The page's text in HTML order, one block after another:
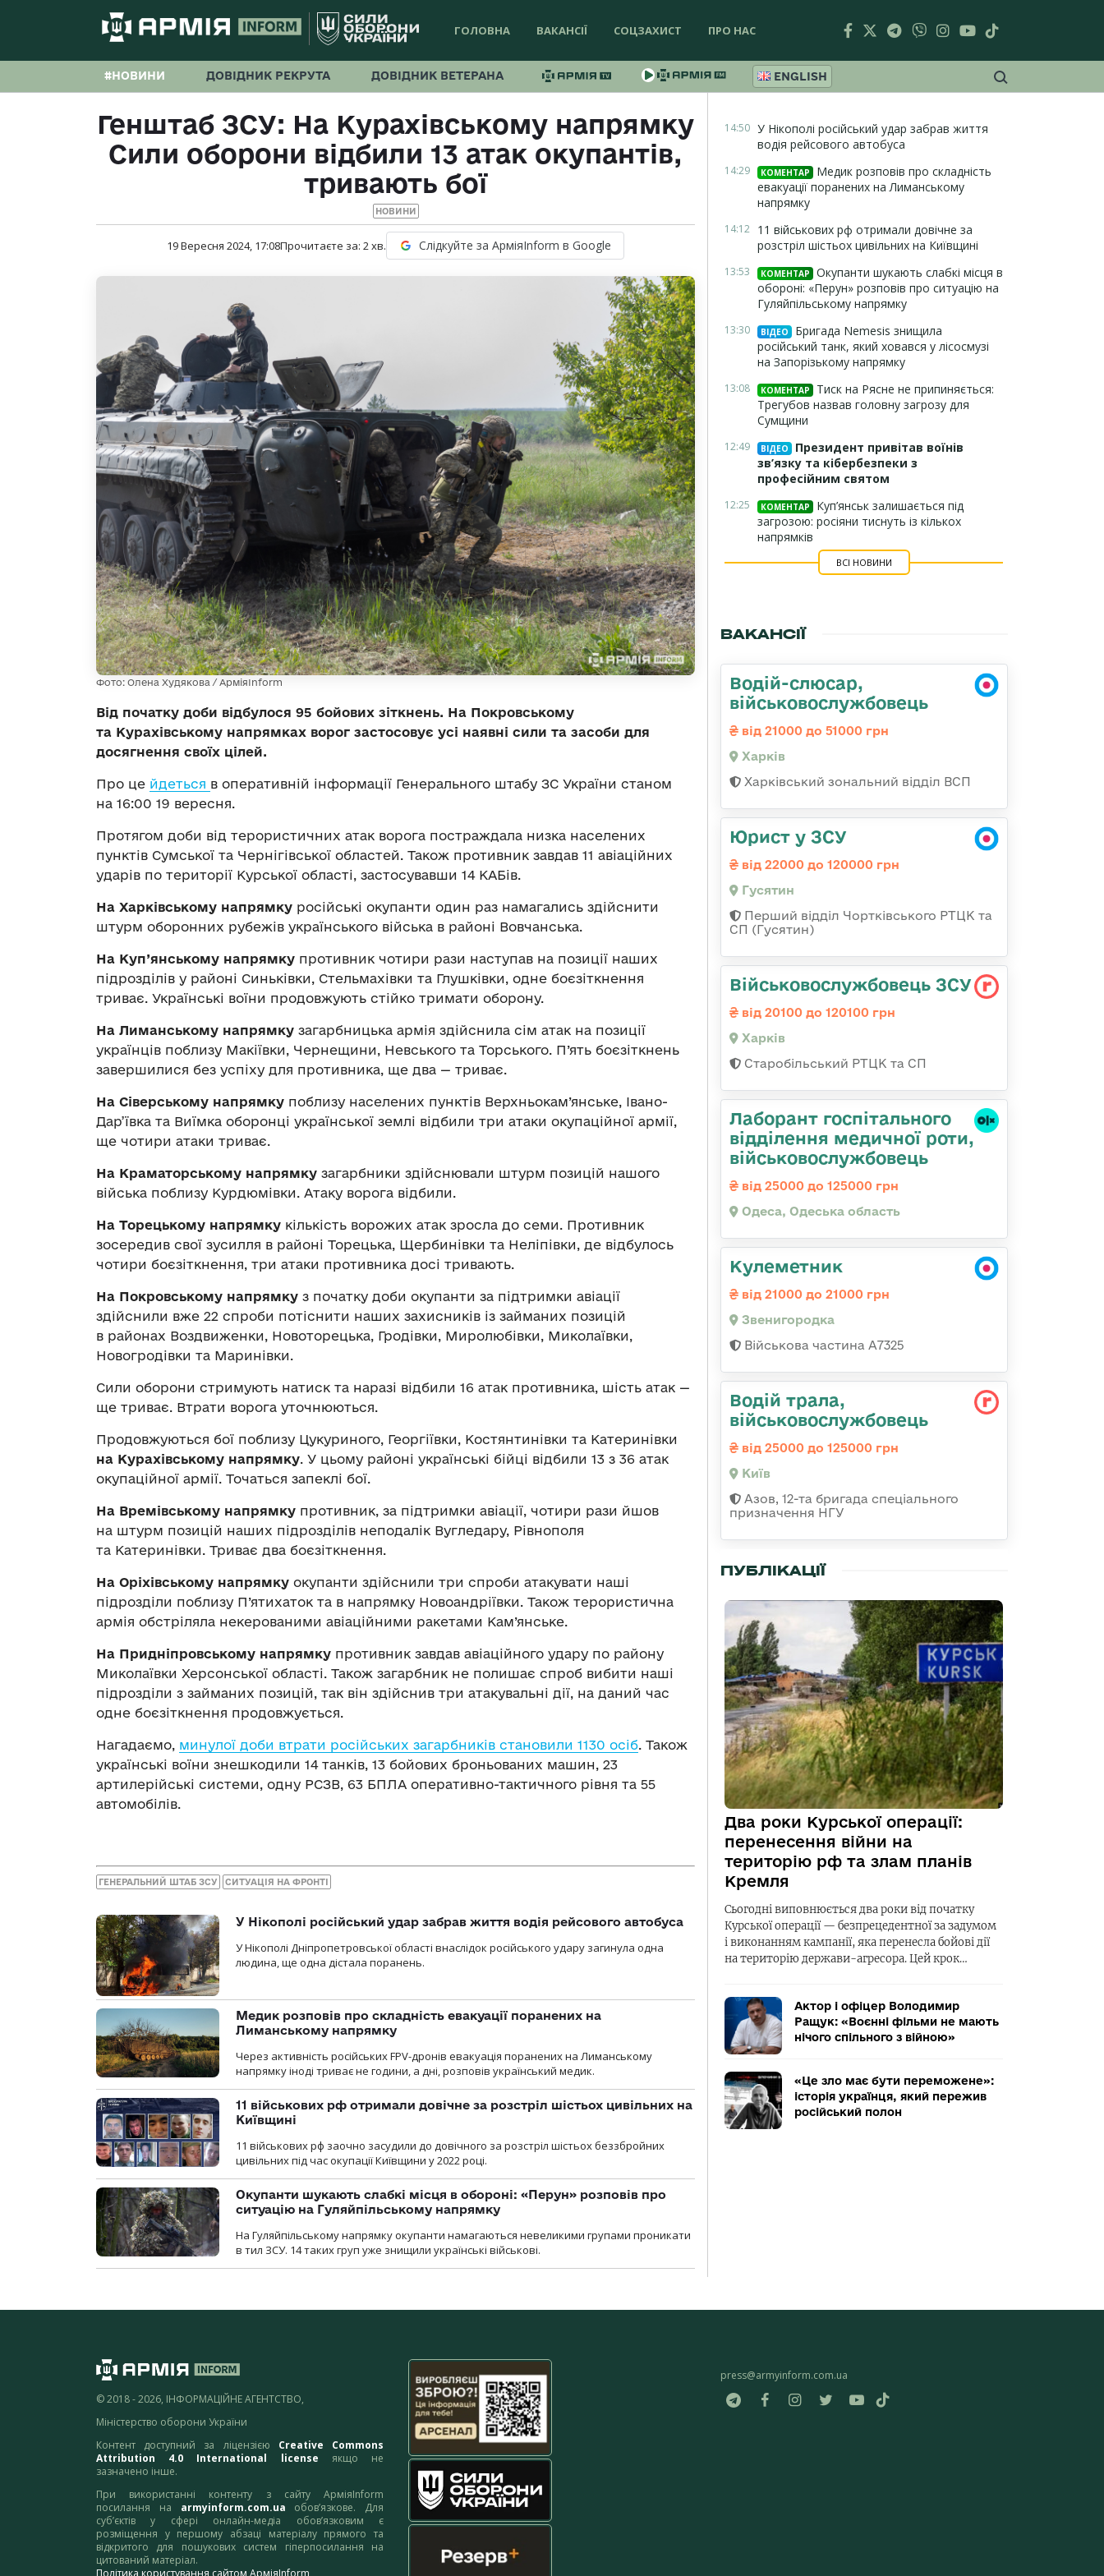
ГОЛОВНА ВАКАНСІЇ СОЦЗАХИСТ ПРО НАС
#НОВИНИ ДОВІДНИК РЕКРУТА ДОВІДНИК ВЕТЕРАНА ENGLISH
Генштаб ЗСУ: На Курахівському напрямку
Сили оборони відбили 13 атак окупантів,
тривають бої
НОВИНИ
19 Вересня 2024, 17:08Прочитаєте за: 2хв. Слідкуйте за АрміяInform в Google
Фото: Олена Худякова / АрміяInform
Від початку доби відбулося 95 бойових зіткнень. На Покровському
та Курахівському напрямках ворог застосовує усі наявні сили та засоби для
досягнення своїх цілей.
Про це йдеться в оперативній інформації Генерального штабу ЗС України станом
на 16:00 19 вересня.
Протягом доби від терористичних атак ворога постраждала низка населених
пунктів Сумської та Чернігівської областей. Також противник завдав 11 авіаційних
ударів по території Курської області, застосувавши 14 КАБів.
На Харківському напрямку російські окупанти один раз намагались здійснити
штурм оборонних рубежів українського війська в районі Вовчанська.
На Куп’янському напрямку противник чотири рази наступав на позиції наших
підрозділів у районі Синьківки, Стельмахівки та Глушківки, одне боєзіткнення
триває. Українські воїни продовжують стійко тримати оборону.
На Лиманському напрямку загарбницька армія здійснила сім атак на позиції
українців поблизу Макіївки, Чернещини, Невського та Торського. П’ять боєзіткнень
завершилися без успіху для противника, ще два — триває.
На Сіверському напрямку поблизу населених пунктів Верхньокам’янське, Івано-
Дар’ївка та Виїмка оборонці української землі відбили три атаки окупаційної армії,
ще чотири атаки триває.
На Краматорському напрямку загарбники здійснювали штурм позицій нашого
війська поблизу Курдюмівки. Атаку ворога відбили.
На Торецькому напрямку кількість ворожих атак зросла до семи. Противник
зосередив свої зусилля в районі Торецька, Щербинівки та Неліпівки, де відбулось
чотири боєзіткнення, три атаки противника досі тривають.
На Покровському напрямку з початку доби окупанти за підтримки авіації
здійснили вже 22 спроби потіснити наших захисників із займаних позицій
в районах Воздвиженки, Новоторецька, Гродівки, Миролюбівки, Миколаївки,
Новогродівки та Маринівки.
Сили оборони стримують натиск та наразі відбили 16 атак противника, шість атак —
ще триває. Втрати ворога уточнюються.
Продовжуються бої поблизу Цукуриного, Георгіївки, Костянтинівки та Катеринівки
на Курахівському напрямку. У цьому районі українські бійці відбили 13 з 36 атак
окупаційної армії. Точаться запеклі бої.
На Времівському напрямку противник, за підтримки авіації, чотири рази йшов
на штурм позицій наших підрозділів неподалік Вугледару, Рівнополя
та Катеринівки. Триває два боєзіткнення.
На Оріхівському напрямку окупанти здійснили три спроби атакувати наші
підрозділи поблизу П’ятихаток та в напрямку Новоандріївки. Також терористична
армія обстріляла некерованими авіаційними ракетами Кам’янське.
На Придніпровському напрямку противник завдав авіаційного удару по району
Миколаївки Херсонської області. Також загарбник не полишає спроб вибити наші
підрозділи з займаних позицій, так він здійснив три атакувальні дії, на даний час
одне боєзіткнення продовжується.
Нагадаємо, минулої доби втрати російських загарбників становили 1130 осіб. Також
українські воїни знешкодили 14 танків, 13 бойових броньованих машин, 23
артилерійські системи, одну РСЗВ, 63 БПЛА оперативно-тактичного рівня та 55
автомобілів.
ГЕНЕРАЛЬНИЙ ШТАБ ЗСУ СИТУАЦІЯ НА ФРОНТІ
У Нікополі російський удар забрав життя водія рейсового автобуса
У Нікополі Дніпропетровської області внаслідок російського удару загинула одна
людина, ще одна дістала поранень.
Медик розповів про складність евакуації поранених на
Лиманському напрямку
Через активність російських FPV-дронів евакуація поранених на Лиманському
напрямку іноді триває не години, а дні, розповів український медик.
11 військових рф отримали довічне за розстріл шістьох цивільних на
Київщині
11 військових рф заочно засудили до довічного за розстріл шістьох беззбройних
цивільних під час окупації Київщини у 2022 році.
Окупанти шукають слабкі місця в обороні: «Перун» розповів про
ситуацію на Гуляйпільському напрямку
На Гуляйпільському напрямку окупанти намагаються невеликими групами проникати
в тил ЗСУ. 14 таких груп уже знищили українські військові.
14:50 У Нікополі російський удар забрав життя
водія рейсового автобуса
14:29 КОМЕНТАР
Медик розповів про складність
евакуації поранених на Лиманському
напрямку
14:12 11 військових рф отримали довічне за
розстріл шістьох цивільних на Київщині
13:53 КОМЕНТАР
Окупанти шукають слабкі місця в
обороні: «Перун» розповів про ситуацію на
Гуляйпільському напрямку
13:30 ВІДЕО
Бригада Nemesis знищила
російський танк, який ховався у лісосмузі
на Запорізькому напрямку
13:08 КОМЕНТАР
Тиск на Рясне не припиняється:
Трегубов назвав головну загрозу для
Сумщини
12:49 ВІДЕО
Президент привітав воїнів
зв’язку та кібербезпеки з
професійним святом
12:25 КОМЕНТАР
Куп’янськ залишається під
загрозою: росіяни тиснуть із кількох
напрямків
ВСІ НОВИНИ
ВАКАНСІЇ
Водій-слюсар,
військовослужбовець
від 21000 до 51000 грн
Харків
Харківський зональний відділ ВСП
Юрист у ЗСУ
від 22000 до 120000 грн
Гусятин
Перший відділ Чортківського РТЦК та
СП (Гусятин)
Військовослужбовець ЗСУ
від 20100 до 120100 грн
Харків
Старобільський РТЦК та СП
Лаборант госпітального
відділення медичної роти,
військовослужбовець
від 25000 до 125000 грн
Одеса, Одеська область
Кулеметник
від 21000 до 21000 грн
Звенигородка
Військова частина А7325
Водій трала,
військовослужбовець
від 25000 до 125000 грн
Київ
Азов, 12-та бригада спеціального
призначення НГУ
ПУБЛІКАЦІЇ
Два роки Курської операції:
перенесення війни на
територію рф та злам планів
Кремля
Сьогодні виповнюється два роки від початку
Курської операції — безпрецедентної за задумом
і виконанням кампанії, яка перенесла бойові дії
на територію держави-агресора. Цей крок…
Актор і офіцер Володимир
Ращук: «Воєнні фільми не мають
нічого спільного з війною»
«Це зло має бути переможене»:
історія українця, який пережив
російський полон
© 2018 - 2026, ІНФОРМАЦІЙНЕ АГЕНТСТВО,
Міністерство оборони України
Контент доступний за ліцензією Creative Commons
Attribution 4.0 International license якщо не
зазначено інше.
При використанні контенту з сайту АрміяInform
посилання на armyinform.com.ua обов’язкове. Для
суб’єктів у сфері онлайн-медіа обов’язковим є
розміщення у першому абзаці матеріалу прямого та
відкритого для пошукових систем гіперпосилання на
цитований матеріал.
Політика користування сайтом АрміяInform
press@armyinform.com.ua